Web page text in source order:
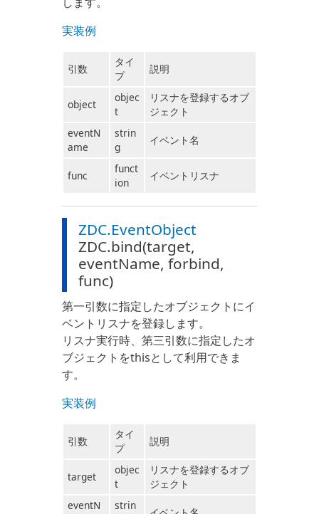
実装例
引数
タイ
プ
説明
object
objec
t
リスナを登録するオブ
ジェクト
eventN
ame
strin
g
イベント名
func
funct
ion
イベントリスナ
ZDC.EventObject
ZDC.bind(target,
eventName, forbind,
func)
第一引数に指定したオブジェクトにイ
ベントリスナを登録します。
リスナ実行時、第三引数に指定したオ
ブジェクトをthisとして利用できま
す。
実装例
引数
タイ
プ
説明
target
objec
t
リスナを登録するオブ
ジェクト
eventN
strin